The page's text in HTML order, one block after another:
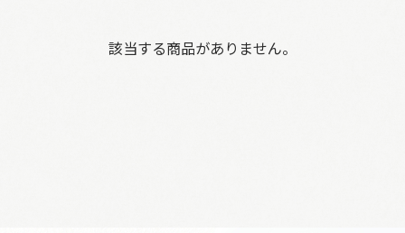
該当する商品がありません。